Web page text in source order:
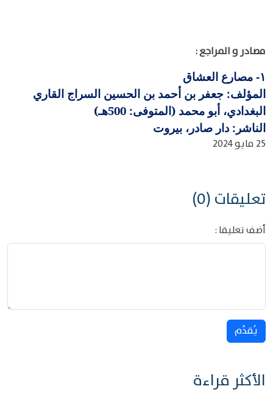
مصادر و المراجع :
١-
مصارع العشاق
المؤلف: جعفر بن أحمد بن الحسين السراج القاري
البغدادي، أبو محمد (المتوفى: 500هـ)
الناشر: دار صادر، بيروت
25 مايو 2024
تعليقات (0)
أضف تعليقا :
يُقدِّم
الأكثر قراءة